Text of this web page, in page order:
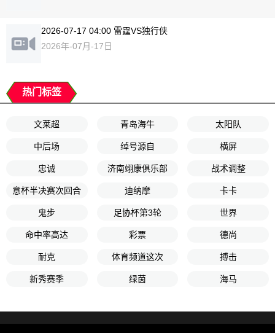
2026-07-17 04:00 雷霆VS独行侠
2026年-07月-17日
热门标签
文莱超 青岛海牛 太阳队
中后场 绰号源自 横屏
忠诚 济南翊康俱乐部 战术调整
意杯半决赛次回合 迪纳摩 卡卡
鬼步 足协杯第3轮 世界
命中率高达 彩票 德尚
耐克 体育频道这次 搏击
新秀赛季 绿茵 海马